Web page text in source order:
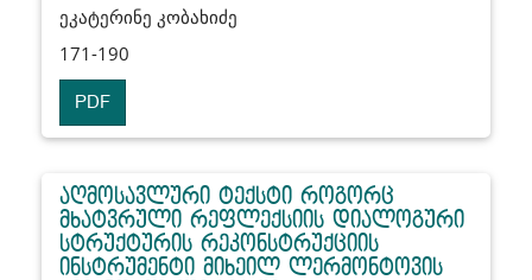
ეკატერინე კობახიძე
171-190
PDF
აღმოსავლური ტექსტი როგორც
მხატვრული რეფლექსიის დიალოგური
სტრუქტურის რეკონსტრუქციის
ინსტრუმენტი მიხეილ ლერმონტოვის